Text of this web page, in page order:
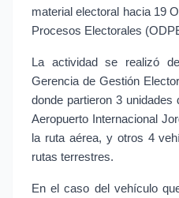
material electoral hacia 19
Procesos Electorales
La actividad se realizó
Gerencia de Gestión
donde partieron 3 unidades
Aeropuerto Internacional
la ruta aérea, y otros 4
rutas terrestres.
En el caso del vehículo